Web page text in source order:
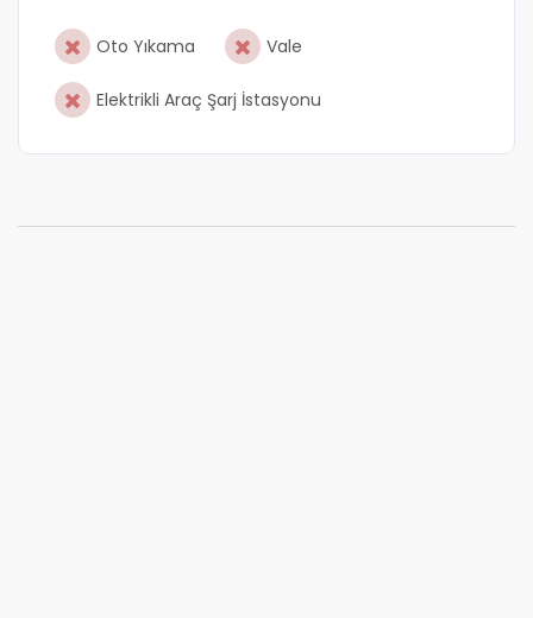
Oto Yıkama Vale
Elektrikli Araç Şarj İstasyonu